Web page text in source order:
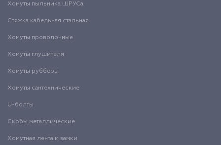
Хомуты пыльника ШРУСа
Стяжка кабельная стальная
Хомуты проволочные
Хомуты глушителя
Хомуты рубберы
Хомуты сантехнические
U-болты
Скобы металлические
Хомутная лента и замки